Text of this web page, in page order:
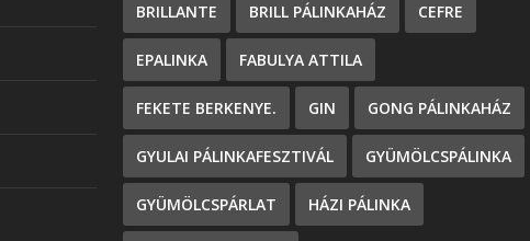
BRILLANTE BRILL PÁLINKAHÁZ CEFRE
EPALINKA FABULYA ATTILA
FEKETE BERKENYE. GIN GONG PÁLINKAHÁZ
GYULAI PÁLINKAFESZTIVÁL GYÜMÖLCSPÁLINKA
GYÜMÖLCSPÁRLAT HÁZI PÁLINKA